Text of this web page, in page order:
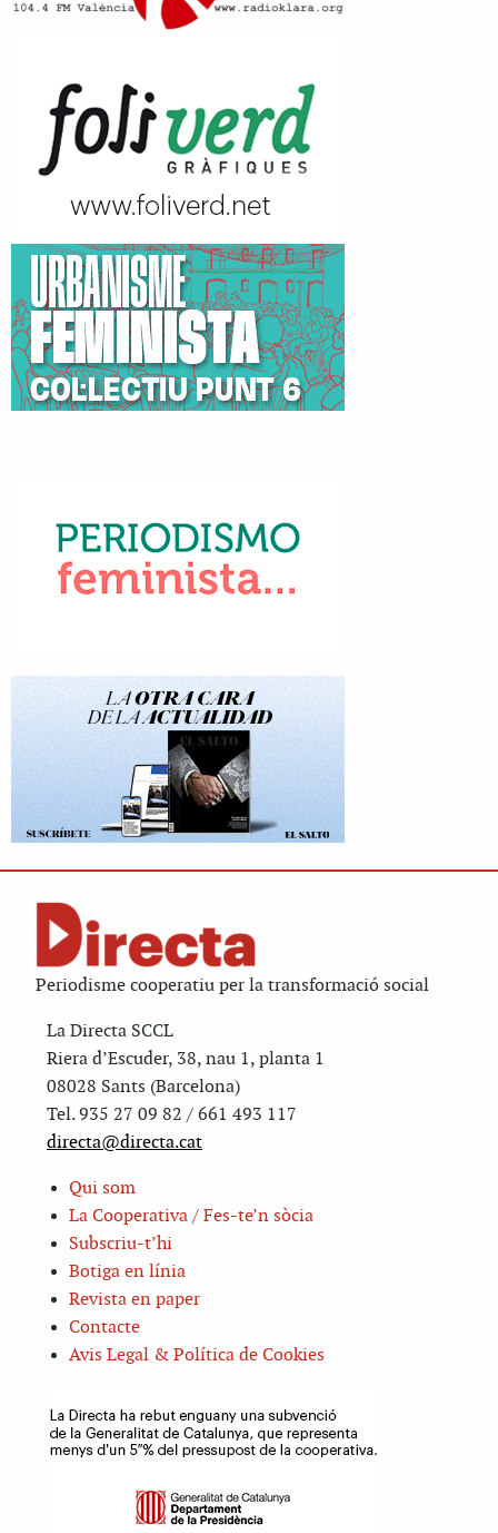
Periodisme cooperatiu per la transformació social
La Directa SCCL
Riera d’Escuder, 38, nau 1, planta 1
08028 Sants (Barcelona)
Tel. 935 27 09 82 / 661 493 117
directa@directa.cat
Qui som
La Cooperativa / Fes-te’n sòcia
Subscriu-t’hi
Botiga en línia
Revista en paper
Contacte
Avis Legal & Política de Cookies